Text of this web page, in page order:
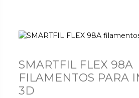
SMARTFIL FLEX 98A
FILAMENTOS PARA
3D